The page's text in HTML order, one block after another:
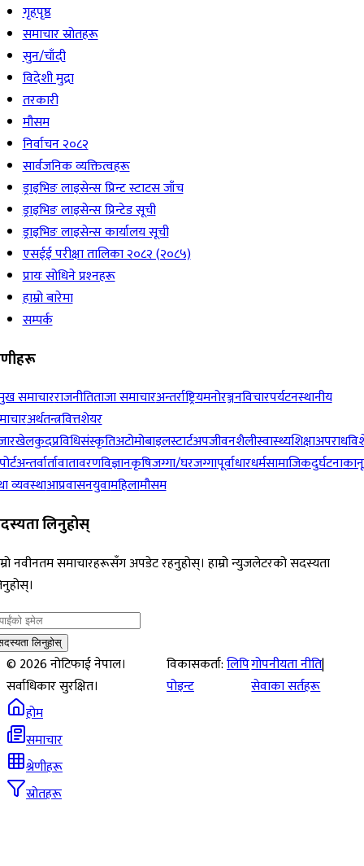
गृहपृष्ठ
समाचार स्रोतहरू
सुन/चाँदी
विदेशी मुद्रा
तरकारी
मौसम
निर्वाचन २०८२
सार्वजनिक व्यक्तित्वहरू
ड्राइभिङ लाइसेन्स प्रिन्ट स्टाटस जाँच
ड्राइभिङ लाइसेन्स प्रिन्टेड सूची
ड्राइभिङ लाइसेन्स कार्यालय सूची
एसईई परीक्षा तालिका २०८२ (२०८५)
प्रायः सोधिने प्रश्‍नहरू
हाम्रो बारेमा
सम्पर्क
समाचारराजनीतिताजा समाचारअन्तर्राष्ट्रियमनोरञ्जनविचारपर्यटनस्थानीय
अर्थतन्त्रवित्तशेयर
खेलकुदप्रविधिसंस्कृतिअटोमोबाइलस्टार्टअपजीवनशैलीस्वास्थ्यशिक्षाअपराध
अन्तर्वार्तावातावरणविज्ञानकृषिजग्गा/घरजग्गापूर्वाधारधर्मसामाजिकदुर्घटना
व्यवस्थाआप्रवासनयुवामहिलामौसम
लिनुहोस्
नवीनतम समाचारहरूसँग अपडेट रहनुहोस्। हाम्रो न्युजलेटरको सदस्यता
लिनुहोस्
©2026नोटिफाई नेपाल।
सर्वाधिकार सुरक्षित।
विकासकर्ता:लिपि
पोइन्ट
गोपनीयता नीति|
सेवाका सर्तहरू
होम
समाचार
श्रेणीहरू
स्रोतहरू